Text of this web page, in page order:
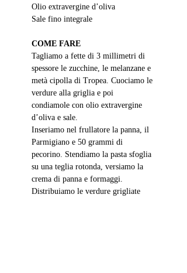
Olio extravergine d’oliva
Sale fino integrale
COME FARE
Tagliamo a fette di 3 millimetri di
spessore le zucchine, le melanzane e
metà cipolla di Tropea. Cuociamo le
verdure alla griglia e poi
condiamole con olio extravergine
d’oliva e sale.
Inseriamo nel frullatore la panna, il
Parmigiano e 50 grammi di
pecorino. Stendiamo la pasta sfoglia
su una teglia rotonda, versiamo la
crema di panna e formaggi.
Distribuiamo le verdure grigliate